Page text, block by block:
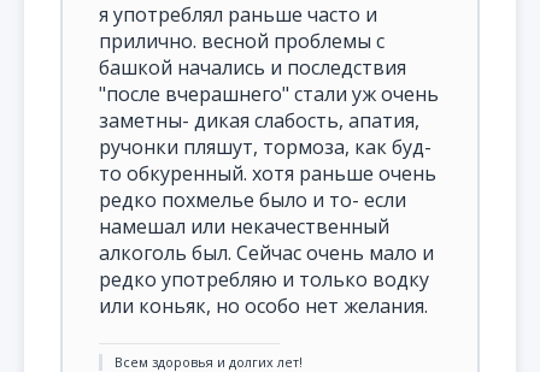
я употреблял раньше часто и
прилично. весной проблемы с
башкой начались и последствия
"после вчерашнего" стали уж очень
заметны- дикая слабость, апатия,
ручонки пляшут, тормоза, как буд-
то обкуренный. хотя раньше очень
редко похмелье было и то- если
намешал или некачественный
алкоголь был. Сейчас очень мало и
редко употребляю и только водку
или коньяк, но особо нет желания.
Всем здоровья и долгих лет!